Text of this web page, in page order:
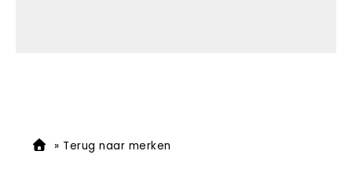
» Terug naar merken